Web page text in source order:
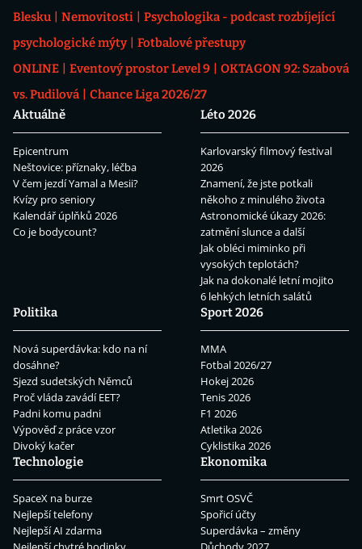
Blesku
Nemovitosti
Psychologika - podcast rozbíjející
psychologické mýty
Fotbalové přestupy
ONLINE
Eventový prostor Level 9
OKTAGON 92: Szabová
vs. Pudilová
Chance Liga 2026/27
Aktuálně
Epicentrum
Neštovice: příznaky, léčba
V čem jezdí Yamal a Mesii?
Kvízy pro seniory
Kalendář úplňků 2026
Co je bodycount?
Léto 2026
Karlovarský filmový festival
2026
Znamení, že jste potkali
někoho z minulého života
Astronomické úkazy 2026:
zatmění slunce a další
Jak obléci miminko při
vysokých teplotách?
Jak na dokonalé letní mojito
6 lehkých letních salátů
Politika
Nová superdávka: kdo na ní
dosáhne?
Sjezd sudetských Němců
Proč vláda zavádí EET?
Padni komu padni
Výpověď z práce vzor
Divoký kačer
Sport 2026
MMA
Fotbal 2026/27
Hokej 2026
Tenis 2026
F1 2026
Atletika 2026
Cyklistika 2026
Technologie
SpaceX na burze
Nejlepší telefony
Nejlepší AI zdarma
Ekonomika
Smrt OSVČ
Spořicí účty
Superdávka – změny